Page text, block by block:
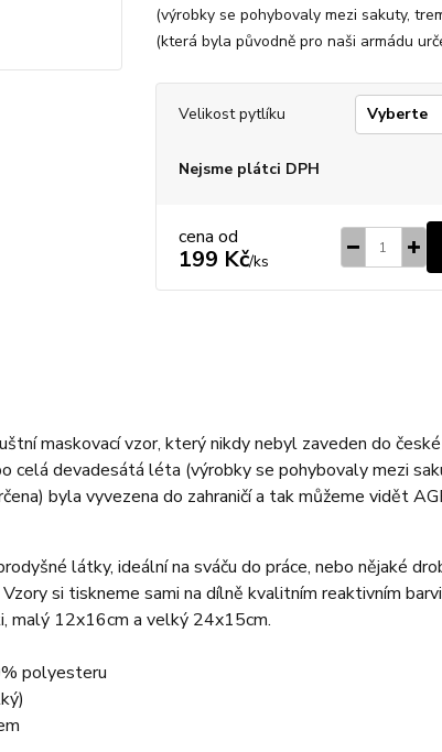
(výrobky se pohybovaly mezi sakuty,
(která byla původně pro naši armádu
Velikost pytlíku
Nejsme plátci DPH
cena od
199 Kč/ks
maskovací vzor, který nikdy nebyl zaveden do
devadesátá léta (výrobky se pohybovaly mezi
byla vyvezena do zahraničí a tak můžeme vidět
látky, ideální na sváču do práce, nebo nějaké
si tiskneme sami na dílně kvalitním reaktivním
malý 12x16cm a velký 24x15cm.
polyesteru